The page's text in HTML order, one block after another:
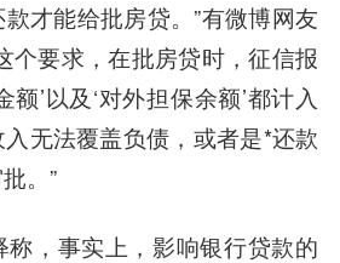
才能给批房贷。”有微博网友
个要求，在批房贷时，征信报
额’以及‘对外担保余额’都计入
无法覆盖负债，或者是*还款
。”
，事实上，影响银行贷款的